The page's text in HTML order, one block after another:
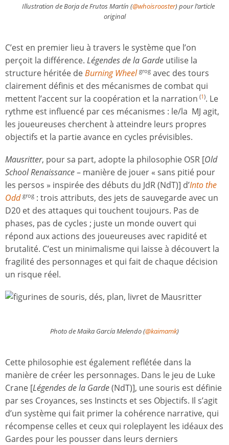
Illustration de Borja de Frutos Martín (@whoisrooster) pour l’article
original
C’est en premier lieu à travers le système que l’on
perçoit la différence. Légendes de la Garde utilise la
structure héritée deBurning Wheel grog avec des tours
clairement définis et des mécanismes de combat qui
mettent l’accent sur la coopération et la narration (1). Le
rythme est influencé par ces mécanismes : le/la MJ agit,
les joueureuses cherchent à atteindre leurs propres
objectifs et la partie avance en cycles prévisibles.
Mausritter, pour sa part, adopte la philosophie OSR [Old
School Renaissance– manière de jouer « sans pitié pour
les persos » inspirée des débuts du JdR (NdT)] d’Into the
Odd grog : trois attributs, des jets de sauvegarde avec un
D20 et des attaques qui touchent toujours. Pas de
phases, pas de cycles ; juste un monde ouvert qui
répond aux actions des joueureuses avec rapidité et
brutalité. C’est un minimalisme qui laisse à découvert la
fragilité des personnages et qui fait de chaque décision
un risque réel.
Photo de Maika García Melendo (@kaimamk)
Cette philosophie est également reflétée dans la
manière de créer les personnages. Dans le jeu de Luke
Crane [Légendes de la Garde(NdT)], une souris est définie
par ses Croyances, ses Instincts et ses Objectifs. Il s’agit
d’un système qui fait primer la cohérence narrative, qui
récompense celles et ceux qui roleplayent les idéaux des
Gardes pour les pousser dans leurs derniers